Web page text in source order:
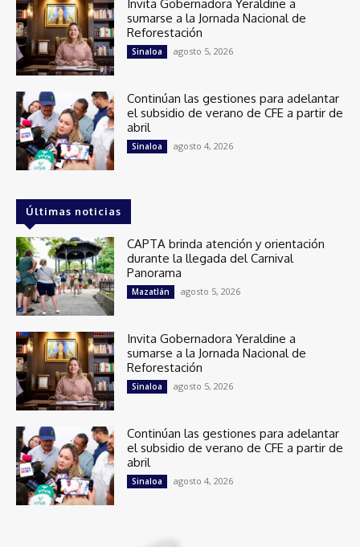
Invita Gobernadora Yeraldine a
sumarse a la Jornada Nacional de
Reforestación
Sinaloa agosto 5, 2026
Continúan las gestiones para adelantar
el subsidio de verano de CFE a partir de
abril
Sinaloa agosto 4, 2026
Últimas noticias
CAPTA brinda atención y orientación
durante la llegada del Carnival
Panorama
Mazatlán agosto 5, 2026
Invita Gobernadora Yeraldine a
sumarse a la Jornada Nacional de
Reforestación
Sinaloa agosto 5, 2026
Continúan las gestiones para adelantar
el subsidio de verano de CFE a partir de
abril
Sinaloa agosto 4, 2026